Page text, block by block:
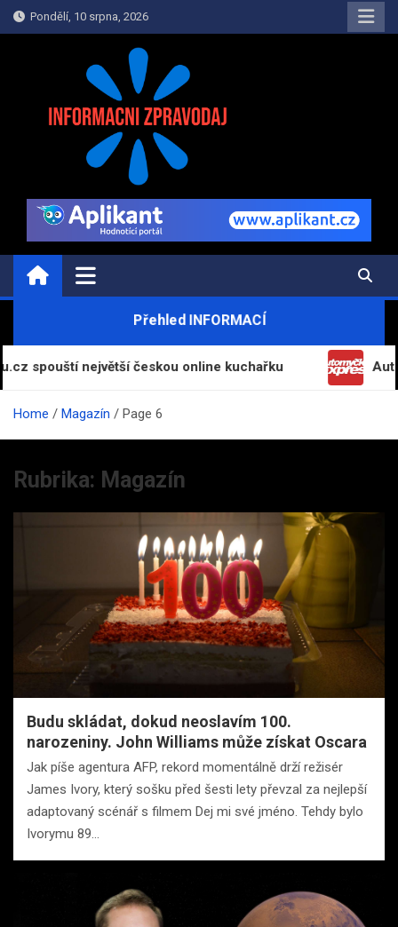
Skip
to
Pondělí, 10 srpna, 2026
INFORMAČNÍ-ZPRAVODAJ.CZ
Informace a zpravodajství on-line
Přehled INFORMACÍ
největší českou online kuchařku Automyčka
Home Magazín Page 6
Rubrika: Magazín
Budu skládat, dokud neoslavím 100.
narozeniny. John Williams může získat Oscara
Jak píše agentura AFP, rekord momentálně drží režisér
James Ivory, který sošku před šesti lety převzal za nejlepší
adaptovaný scénář s filmem Dej mi své jméno. Tehdy bylo
Ivorymu 89…